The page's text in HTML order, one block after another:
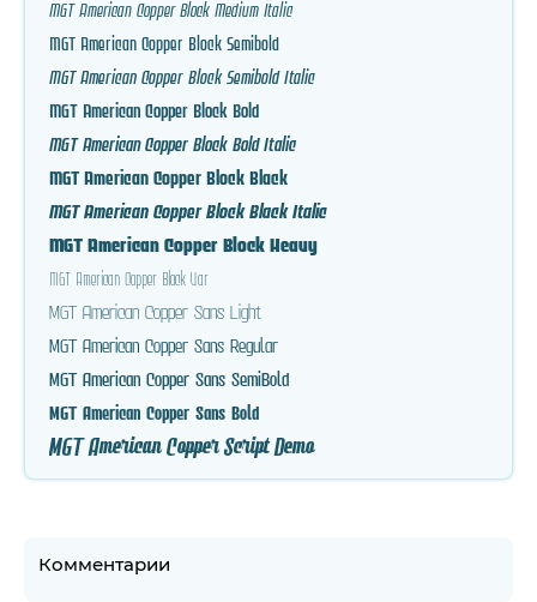
MGT American Copper Block Medium Italic
MGT American Copper Block Semibold
MGT American Copper Block Semibold Italic
MGT American Copper Block Bold
MGT American Copper Block Bold Italic
MGT American Copper Block Black
MGT American Copper Block Black Italic
MGT American Copper Block Heavy
MGT American Copper Block Var
MGT American Copper Sans Light
MGT American Copper Sans Regular
MGT American Copper Sans SemiBold
MGT American Copper Sans Bold
MGT American Copper Script Demo
Комментарии